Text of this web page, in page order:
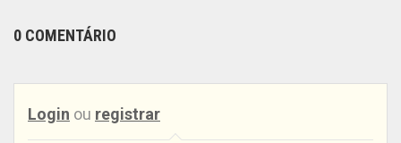
0 COMENTÁRIO
Login ou registrar